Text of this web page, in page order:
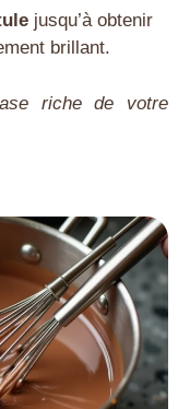
jusqu’à obtenir
brillant.
riche de votre